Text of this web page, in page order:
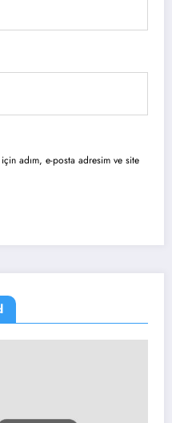
için adım, e-posta adresim ve site